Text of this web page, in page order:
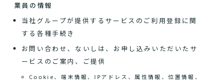
業員の情報
当社グループが提供するサービスのご利用登録に関
する各種手続き
お問い合わせ、ないしは、お申し込みいただいたサ
ービスのご案内、ご提供
Cookie、端末情報、IPアドレス、属性情報、位置情報、